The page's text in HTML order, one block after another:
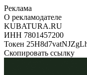
Реклама
О рекламодателе
KUBATURA.RU
ИНН 7801457200
Токен
Скопировать ссылку